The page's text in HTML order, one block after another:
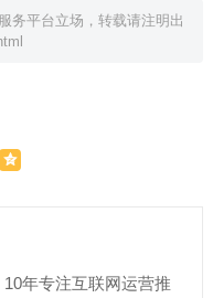
务平台立场，转载请注明出
年专注互联网运营推